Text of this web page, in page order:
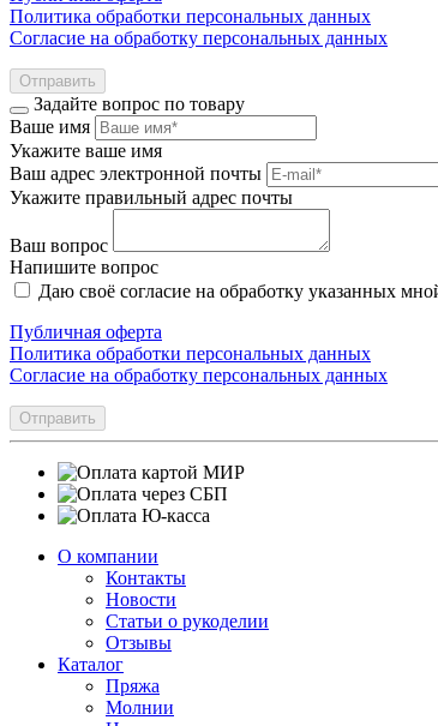
Политика обработки персональных данных
Согласие на обработку персональных данных
Отправить
Задайте вопрос по товару
Ваше имя
Укажите ваше имя
Ваш адрес электронной почты
Укажите правильный адрес почты
Ваш вопрос
Напишите вопрос
Даю своё согласие на обработку указанных
Публичная оферта
Политика обработки персональных данных
Согласие на обработку персональных данных
Отправить
О компании
Контакты
Новости
Статьи о рукоделии
Отзывы
Каталог
Пряжа
Молнии